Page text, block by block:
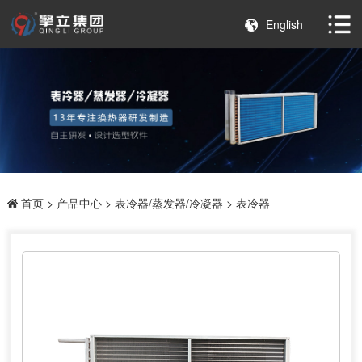
English
首页> 产品中心> 表冷器/蒸发器/冷凝器 > 表冷器